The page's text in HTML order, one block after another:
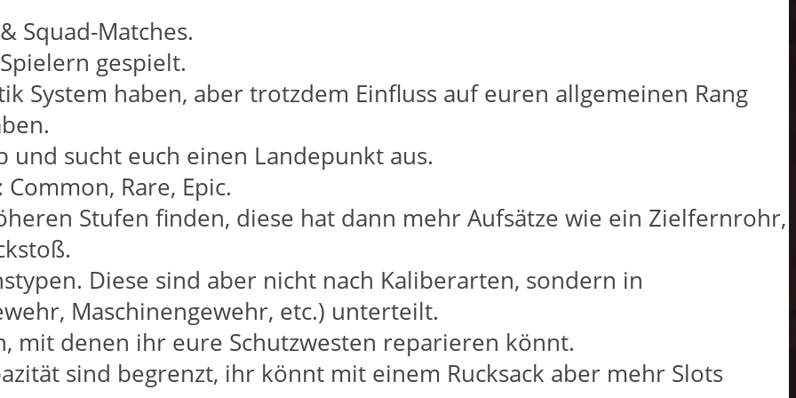
Squad-Matches.
gespielt.
System haben, aber trotzdem Einfluss auf euren allgemeinen Rang
und sucht euch einen Landepunkt aus.
Rare, Epic.
Stufen finden, diese hat dann mehr Aufsätze wie ein Zielfernrohr,
Diese sind aber nicht nach Kaliberarten, sondern in
Maschinengewehr, etc.) unterteilt.
mit denen ihr eure Schutzwesten reparieren könnt.
sind begrenzt, ihr könnt mit einem Rucksack aber mehr Slots